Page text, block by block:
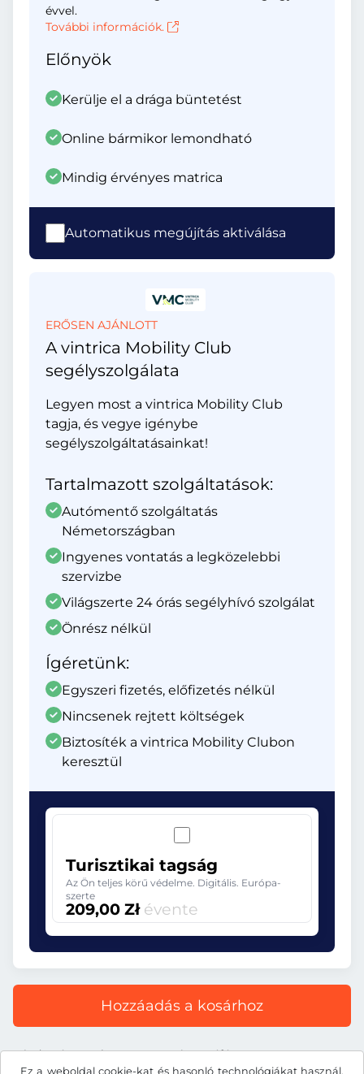
Ez a weboldal cookie-kat és hasonló technológiákat használ.
évvel.
További információk.
Előnyök
Kerülje el a drága büntetést
Online bármikor lemondható
Mindig érvényes matrica
Automatikus megújítás aktiválása
ERŐSEN AJÁNLOTT
A vintrica Mobility Club
segélyszolgálata
Legyen most a vintrica Mobility Club
tagja, és vegye igénybe
segélyszolgáltatásainkat!
Tartalmazott szolgáltatások:
Autómentő szolgáltatás
Németországban
Ingyenes vontatás a legközelebbi
szervizbe
Világszerte 24 órás segélyhívó szolgálat
Önrész nélkül
Ígéretünk:
Egyszeri fizetés, előfizetés nélkül
Nincsenek rejtett költségek
Biztosíték a vintrica Mobility Clubon
keresztül
Turisztikai tagság
Az Ön teljes körű védelme. Digitális. Európa-
szerte
209,00 Zł évente
Hozzáadás a kosárhoz
Minden ár tartalmazza a törvényes áfát.